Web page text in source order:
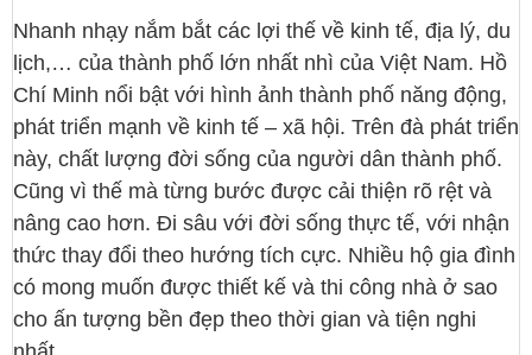
Nhanh nhạy nắm bắt các lợi thế về kinh tế, địa lý, du
lịch,… của thành phố lớn nhất nhì của Việt Nam. Hồ
Chí Minh nổi bật với hình ảnh thành phố năng động,
phát triển mạnh về kinh tế – xã hội. Trên đà phát triển
này, chất lượng đời sống của người dân thành phố.
Cũng vì thế mà từng bước được cải thiện rõ rệt và
nâng cao hơn. Đi sâu với đời sống thực tế, với nhận
thức thay đổi theo hướng tích cực. Nhiều hộ gia đình
có mong muốn được thiết kế và thi công nhà ở sao
cho ấn tượng bền đẹp theo thời gian và tiện nghi